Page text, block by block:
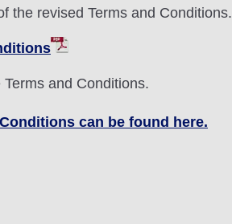
the revised Terms and Conditions.
and Conditions.
can be found here.